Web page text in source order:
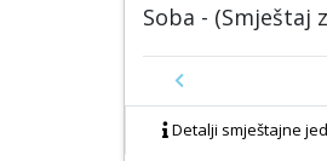
Soba - (Smještaj
Previous
Detalji smještajne